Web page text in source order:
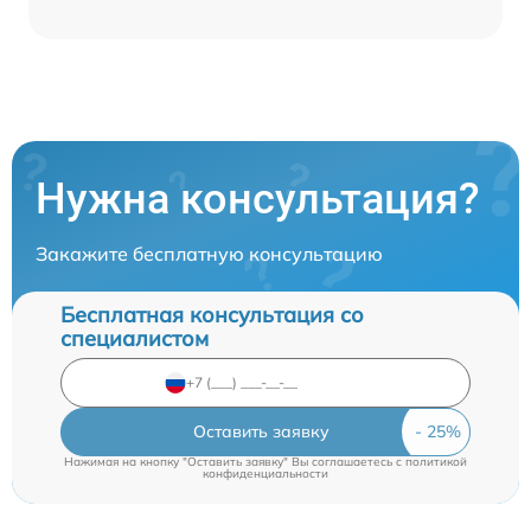
Нужна консультация?
Закажите бесплатную консультацию
Бесплатная консультация со
специалистом
Оставить заявку
Нажимая на кнопку "Оставить заявку" Вы соглашаетесь cполитикой
конфиденциальности